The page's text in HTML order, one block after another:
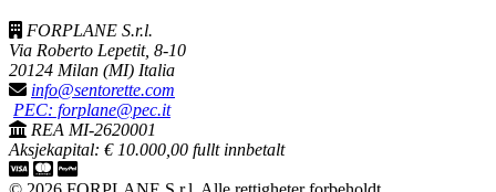
FORPLANE S.r.l.
Via Roberto Lepetit, 8-10
20124 Milan (MI) Italia
info@sentorette.com
PEC: forplane@pec.it
REA MI-2620001
Aksjekapital: € 10.000,00 fullt innbetalt